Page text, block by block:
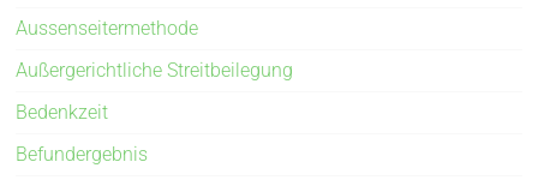
Aussenseitermethode
Außergerichtliche Streitbeilegung
Bedenkzeit
Befundergebnis